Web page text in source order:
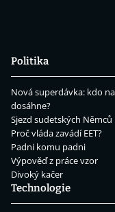
Politika
Nová superdávka: kdo
dosáhne?
Sjezd sudetských Němců
Proč vláda zavádí EET?
Padni komu padni
Výpověď z práce vzor
Divoký kačer
Technologie